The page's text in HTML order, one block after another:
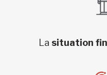
La situation